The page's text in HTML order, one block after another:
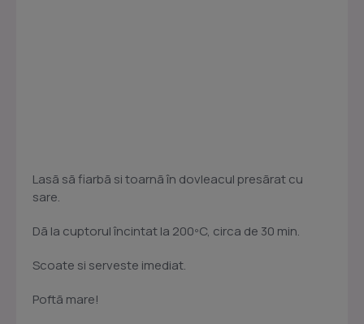
Lasã sã fiarbã si toarnã în dovleacul presãrat cu
sare.
Dã la cuptorul încintat la 200ºC, circa de 30 min.
Scoate si serveste imediat.
Poftã mare!